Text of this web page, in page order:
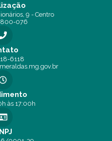
9 - Centro
076
6118
às 17:00h